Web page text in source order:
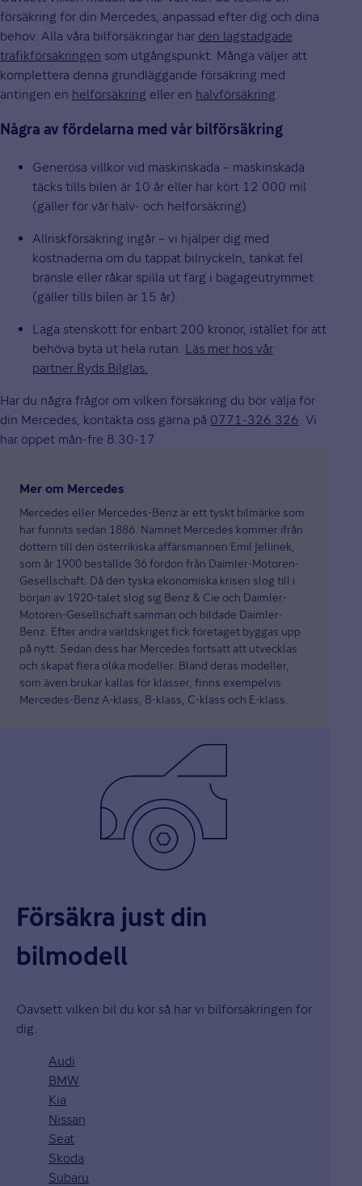
försäkring för din Mercedes, anpassad efter dig och dina
behov. Alla våra bilförsäkringar har den lagstadgade
trafikförsäkringen som utgångspunkt. Många väljer att
komplettera denna grundläggande försäkring med
antingen en helförsäkring eller en halvförsäkring.
Några av fördelarna med vår bilförsäkring
Generösa villkor vid maskinskada – maskinskada
täcks tills bilen är 10 år eller har kört 12 000 mil
(gäller för vår halv- och helförsäkring).
Allriskförsäkring ingår – vi hjälper dig med
kostnaderna om du tappat bilnyckeln, tankat fel
bränsle eller råkar spilla ut färg i bagageutrymmet
(gäller tills bilen är 15 år).
Laga stenskott för enbart 200 kronor, istället för att
behöva byta ut hela rutan. Läs mer hos vår
partner Ryds Bilglas.
Har du några frågor om vilken försäkring du bör välja för
din Mercedes, kontakta oss gärna på 0771-326 326 . Vi
har öppet mån-fre 8.30-17.
Mer om Mercedes
Mercedes eller Mercedes-Benz är ett tyskt bilmärke som
har funnits sedan 1886. Namnet Mercedes kommer ifrån
dottern till den österrikiska affärsmannen Emil Jellinek,
som år 1900 beställde 36 fordon från Daimler-Motoren-
Gesellschaft. Då den tyska ekonomiska krisen slog till i
början av 1920-talet slog sig Benz & Cie och Daimler-
Motoren-Gesellschaft samman och bildade Daimler-
Benz. Efter andra världskriget fick företaget byggas upp
på nytt. Sedan dess har Mercedes fortsatt att utvecklas
och skapat flera olika modeller. Bland deras modeller,
som även brukar kallas för klasser, finns exempelvis
Mercedes-Benz A-klass, B-klass, C-klass och E-klass.
Försäkra just din
bilmodell
Oavsett vilken bil du kör så har vi bilförsäkringen för
dig.
Audi
BMW
Kia
Nissan
Seat
Skoda
Subaru